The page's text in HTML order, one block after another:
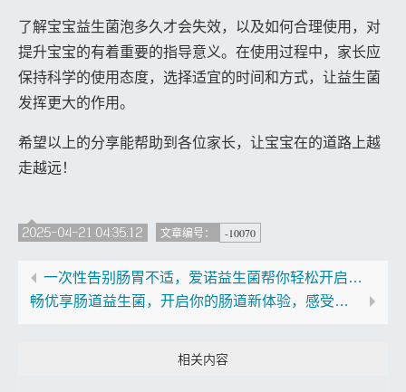
了解宝宝益生菌泡多久才会失效，以及如何合理使用，对
提升宝宝的有着重要的指导意义。在使用过程中，家长应
保持科学的使用态度，选择适宜的时间和方式，让益生菌
发挥更大的作用。
希望以上的分享能帮助到各位家长，让宝宝在的道路上越
走越远！
2025-04-21 04:35:12 文章编号： -10070
一次性告别肠胃不适，爱诺益生菌帮你轻松开启舒适生活
畅优享肠道益生菌，开启你的肠道新体验，感受焕然一新的生活方式
相关内容